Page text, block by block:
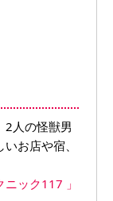
2人の怪獣男
お店や宿、
ック117 」